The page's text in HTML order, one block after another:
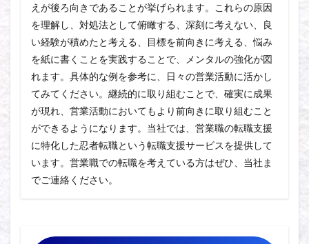
えが後ろ向きであることが挙げられます。これらの原因
を理解し、対処法として俯瞰する、深刻に考えない、良
い経験が積めたと考える、目標を前向きに考える、悩み
を紙に書くことを実践することで、メンタルの強化が図
れます。具体的な例を参考に、日々の営業活動に活かし
てみてください。継続的に取り組むことで、確実に成果
が現れ、営業活動においてもより前向きに取り組むこと
ができるようになります。当社では、営業職の転職支援
に特化した忍者転職という転職支援サービスを提供して
います。営業職での転職を考えている方はぜひ、当社ま
でご連絡ください。